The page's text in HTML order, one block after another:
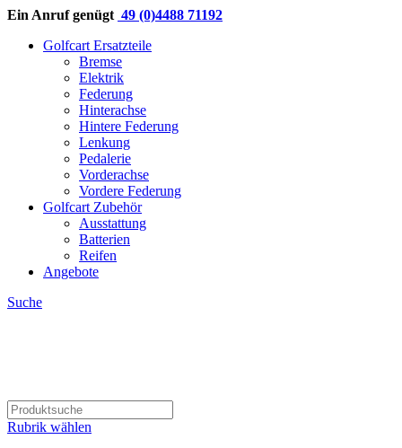
Ein Anruf genügt 49 (0)4488 71192
Golfcart Ersatzteile
Bremse
Elektrik
Federung
Hinterachse
Hintere Federung
Lenkung
Pedalerie
Vorderachse
Vordere Federung
Golfcart Zubehör
Ausstattung
Batterien
Reifen
Angebote
Suche
Rubrik wählen